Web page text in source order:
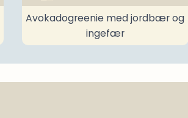
Avokadogreenie med jordbær og
ingefær